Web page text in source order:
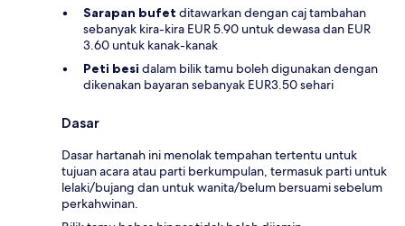
Sarapan bufet ditawarkan dengan caj tambahan
sebanyak kira-kira EUR 5.90 untuk dewasa dan EUR
3.60 untuk kanak-kanak
Peti besi dalam bilik tamu boleh digunakan dengan
dikenakan bayaran sebanyak EUR3.50 sehari
Dasar
Dasar hartanah ini menolak tempahan tertentu untuk
tujuan acara atau parti berkumpulan, termasuk parti untuk
lelaki/bujang dan untuk wanita/belum bersuami sebelum
perkahwinan.